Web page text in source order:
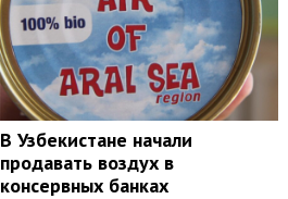
В Узбекистане начали
продавать воздух в
консервных банках